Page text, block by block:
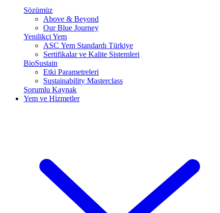
Sözümüz
Above & Beyond
Our Blue Journey
Yenilikçi Yem
ASC Yem Standardı Türkiye
Sertifikalar ve Kalite Sistemleri
BioSustain
Etki Parametreleri
Sustainability Masterclass
Sorumlu Kaynak
Yem ve Hi̇zmetler